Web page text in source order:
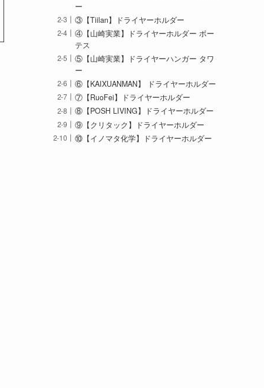
ー
③【Tiilan】ドライヤーホルダー
④【山崎実業】ドライヤーホルダー ボー
テス
⑤【山崎実業】ドライヤーハンガー タワ
ー
⑥【KAIXUANMAN】 ドライヤーホルダー
⑦【RuoFei】ドライヤーホルダー
⑧【POSH LIVING】ドライヤーホルダー
⑨【クリタック】ドライヤーホルダー
⑩【イノマタ化学】ドライヤーホルダー